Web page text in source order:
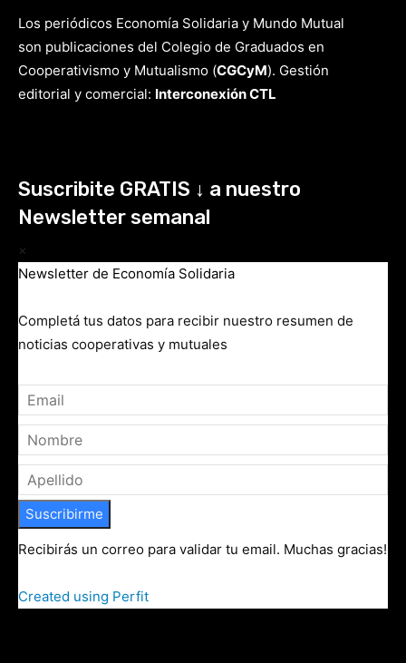
Los periódicos Economía Solidaria y Mundo Mutual
son publicaciones del Colegio de Graduados en
Cooperativismo y Mutualismo (CGCyM). Gestión
editorial y comercial: Interconexión CTL
Suscribite GRATIS ↓ a nuestro
Newsletter semanal
×
Newsletter de Economía Solidaria
Completá tus datos para recibir nuestro resumen de
noticias cooperativas y mutuales
Suscribirme
Recibirás un correo para validar tu email. Muchas gracias!
Created using Perfit